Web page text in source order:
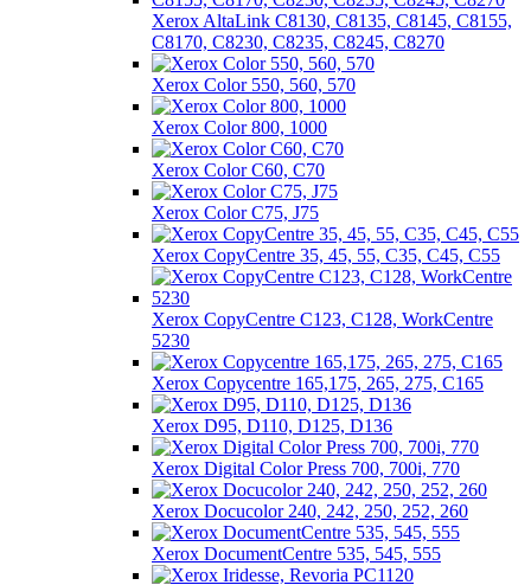
Xerox AltaLink C8130, C8135, C8145, C8155,
C8170, C8230, C8235, C8245, C8270
Xerox Color 550, 560, 570
Xerox Color 800, 1000
Xerox Color C60, C70
Xerox Color C75, J75
Xerox CopyCentre 35, 45, 55, C35, C45, C55
Xerox CopyCentre C123, C128, WorkCentre
5230
Xerox Copycentre 165,175, 265, 275, C165
Xerox D95, D110, D125, D136
Xerox Digital Color Press 700, 700i, 770
Xerox Docucolor 240, 242, 250, 252, 260
Xerox DocumentCentre 535, 545, 555